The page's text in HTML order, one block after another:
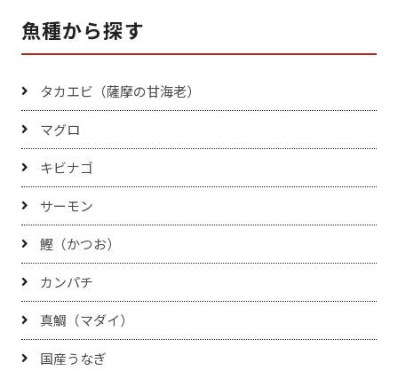
魚種から探す
タカエビ（薩摩の甘海老）
マグロ
キビナゴ
サーモン
鰹（かつお）
カンパチ
真鯛（マダイ）
国産うなぎ